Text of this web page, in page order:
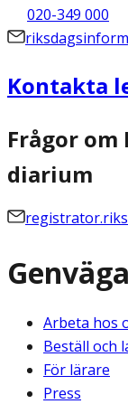
020-349 000
Kontakta
Frågor
diarium
Arbeta hos
Beställ och
För lärare
Press